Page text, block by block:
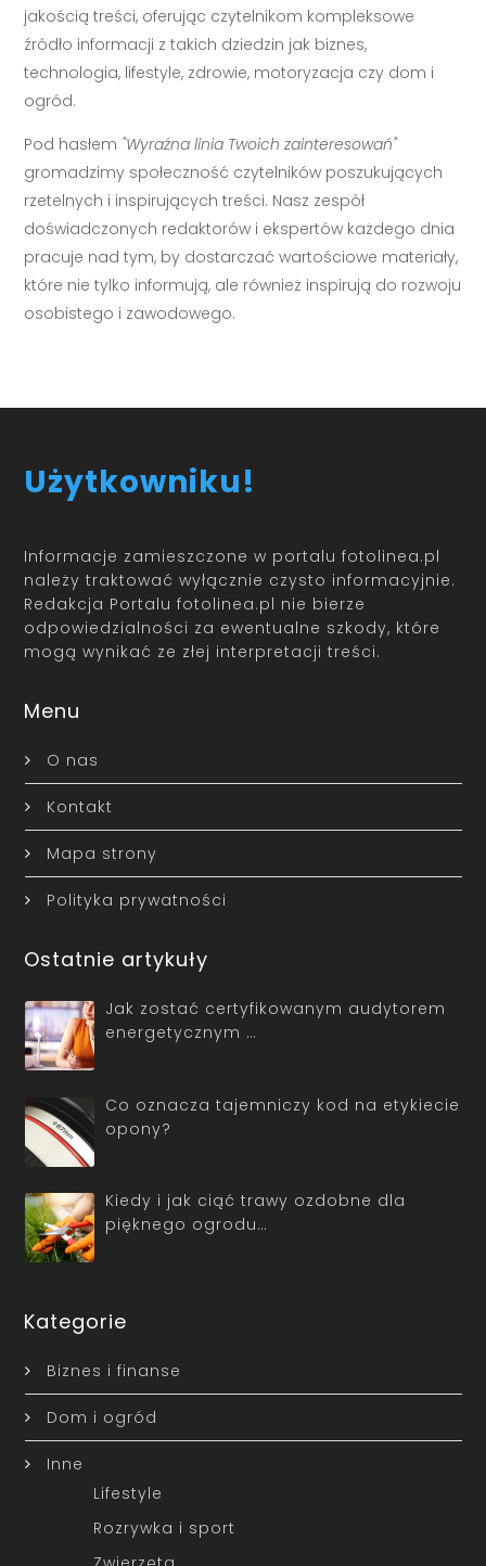
jakością treści, oferując czytelnikom kompleksowe
źródło informacji z takich dziedzin jak biznes,
technologia, lifestyle, zdrowie, motoryzacja czy dom i
ogród.
Pod hasłem "Wyraźna linia Twoich zainteresowań"
gromadzimy społeczność czytelników poszukujących
rzetelnych i inspirujących treści. Nasz zespół
doświadczonych redaktorów i ekspertów każdego dnia
pracuje nad tym, by dostarczać wartościowe materiały,
które nie tylko informują, ale również inspirują do rozwoju
osobistego i zawodowego.
Użytkowniku!
Informacje zamieszczone w portalu fotolinea.pl
należy traktować wyłącznie czysto informacyjnie.
Redakcja Portalu fotolinea.pl nie bierze
odpowiedzialności za ewentualne szkody, które
mogą wynikać ze złej interpretacji treści.
Menu
O nas
Kontakt
Mapa strony
Polityka prywatności
Ostatnie artykuły
Jak zostać certyfikowanym audytorem
energetycznym …
Co oznacza tajemniczy kod na etykiecie
opony?
Kiedy i jak ciąć trawy ozdobne dla
pięknego ogrodu…
Kategorie
Biznes i finanse
Dom i ogród
Inne
Lifestyle
Rozrywka i sport